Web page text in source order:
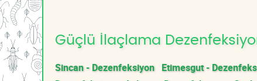
Güçlü İlaçlama
Sincan - Dezenfeksiyon Etimesgut -